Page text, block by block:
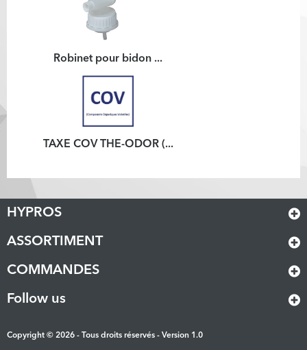
Robinet pour bidon ...
TAXE COV THE-ODOR (...
HYPROS
Copyright © 2026 - Tous droits réservés - Version 1.0
ASSORTIMENT
COMMANDES
Follow us